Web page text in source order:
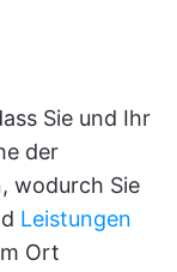
Sie und Ihr
der
wodurch Sie
Leistungen
Ort